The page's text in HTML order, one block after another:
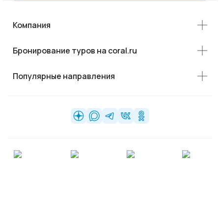
Компания
Бронирование туров на coral.ru
Популярные направления